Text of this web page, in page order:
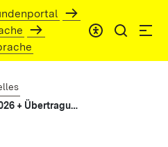
Tarifeinigung vom 14.02.2026 + Übertragung auf Besoldung und Versorgung